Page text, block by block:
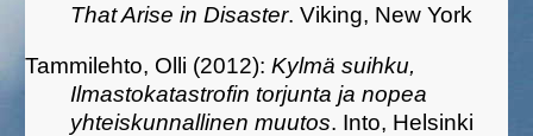
That Arise in Disaster. Viking, New York
Tammilehto, Olli (2012): Kylmä suihku,
Ilmastokatastrofin torjunta ja nopea
yhteiskunnallinen muutos. Into, Helsinki